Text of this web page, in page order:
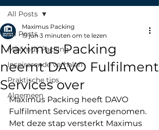
All Posts
Maximus Packing
Inspirerende verhalen
Praktische tips
Algemeen
All Posts
Maximus Packing
neemt DAVO Fulfilment
Services over
Maximus Packing
19 jun 3 minuten om te lezen
Maximus Packing heeft DAVO
Fulfilment Services overgenomen.
Met deze stap versterkt Maximus